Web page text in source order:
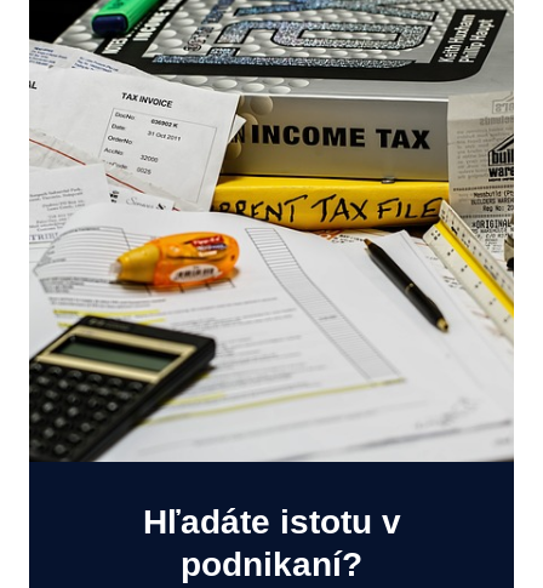
Hľadáte istotu v
podnikaní?